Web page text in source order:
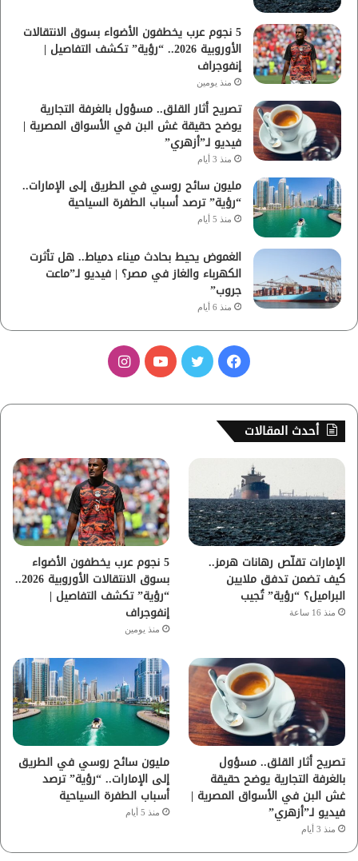
5 نجوم عرب يخطفون الأضواء بسوق الانتقالات
الأوروبية 2026.. “رؤية” تكشف التفاصيل |
إنفوجراف
منذ يومين
تصريح أثار القلق.. مسؤول بالغرفة التجارية
يوضح حقيقة غش البن في الأسواق المصرية |
فيديو لـ”أزهري”
منذ 3 أيام
مليون سائح روسي في الطريق إلى الإمارات..
“رؤية” ترصد أسباب الطفرة السياحية
منذ 5 أيام
الغموض يحيط بحادث ميناء دمياط.. هل تأثرت
الكهرباء والغاز في مصر؟ | فيديو لـ”ماعت
جروب”
منذ 6 أيام
س
ب
ك
ي
و
ب
ت
ق
ر
م
أحدث المقالات
الإمارات تقلّص رهانات هرمز..
كيف تضمن تدفق ملايين
البراميل؟ “رؤية” تُجيب
منذ 16 ساعة
5 نجوم عرب يخطفون الأضواء
بسوق الانتقالات الأوروبية 2026..
“رؤية” تكشف التفاصيل |
إنفوجراف
منذ يومين
تصريح أثار القلق.. مسؤول
بالغرفة التجارية يوضح حقيقة
غش البن في الأسواق المصرية |
فيديو لـ”أزهري”
منذ 3 أيام
مليون سائح روسي في الطريق
إلى الإمارات.. “رؤية” ترصد
أسباب الطفرة السياحية
منذ 5 أيام